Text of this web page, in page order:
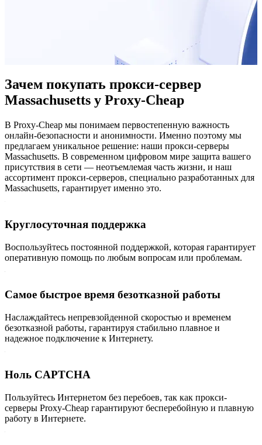
Зачем покупать прокси-сервер
Massachusetts у Proxy-Cheap
В Proxy-Cheap мы понимаем первостепенную важность
онлайн-безопасности и анонимности. Именно поэтому мы
предлагаем уникальное решение: наши прокси-серверы
Massachusetts. В современном цифровом мире защита вашего
присутствия в сети — неотъемлемая часть жизни, и наш
ассортимент прокси-серверов, специально разработанных для
Massachusetts, гарантирует именно это.
Круглосуточная поддержка
Воспользуйтесь постоянной поддержкой, которая гарантирует
оперативную помощь по любым вопросам или проблемам.
Самое быстрое время безотказной работы
Наслаждайтесь непревзойденной скоростью и временем
безотказной работы, гарантируя стабильно плавное и
надежное подключение к Интернету.
Ноль CAPTCHA
Пользуйтесь Интернетом без перебоев, так как прокси-
серверы Proxy-Cheap гарантируют бесперебойную и плавную
работу в Интернете.